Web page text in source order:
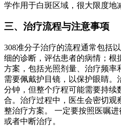
学作用于白斑区域，很大限度地
三、治疗流程与注意事项
308准分子治疗的流程通常包括
细的诊断，评估患者的病情；根
方案，包括光照剂量、治疗频率
需要佩戴护目镜，以保护眼睛
分钟，但整个疗程可能需要持续
合。治疗过程中，医生会密切观
整治疗方案。 一定要按照医嘱
或者中断治疗。